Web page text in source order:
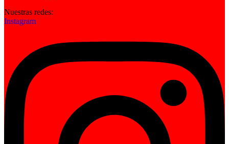
Nuestras redes:
Instagram